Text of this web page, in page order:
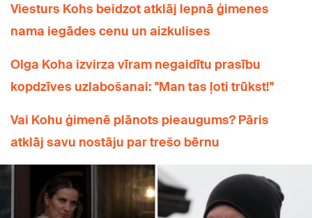
Viesturs Kohs beidzot atklāj lepnā ģimenes
nama iegādes cenu un aizkulises
Olga Koha izvirza vīram negaidītu prasību
kopdzīves uzlabošanai: "Man tas ļoti trūkst!"
Vai Kohu ģimenē plānots pieaugums? Pāris
atklāj savu nostāju par trešo bērnu